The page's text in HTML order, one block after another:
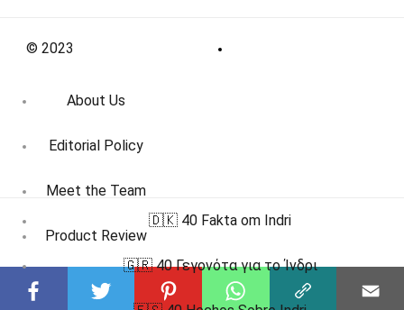
© 2023
About Us
Editorial Policy
Meet the Team
Product Review
Contact Us
🇩🇰 40 Fakta om Indri
🇬🇷 40 Γεγονότα για το Ίνδρι